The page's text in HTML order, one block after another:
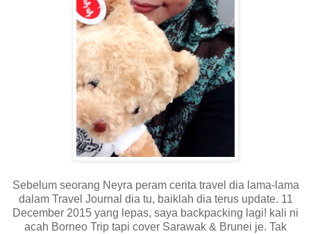
Sebelum seorang Neyra peram cerita travel dia lama-lama
dalam Travel Journal dia tu, baiklah dia terus update. 11
December 2015 yang lepas, saya backpacking lagi! kali ni
acah Borneo Trip tapi cover Sarawak & Brunei je. Tak